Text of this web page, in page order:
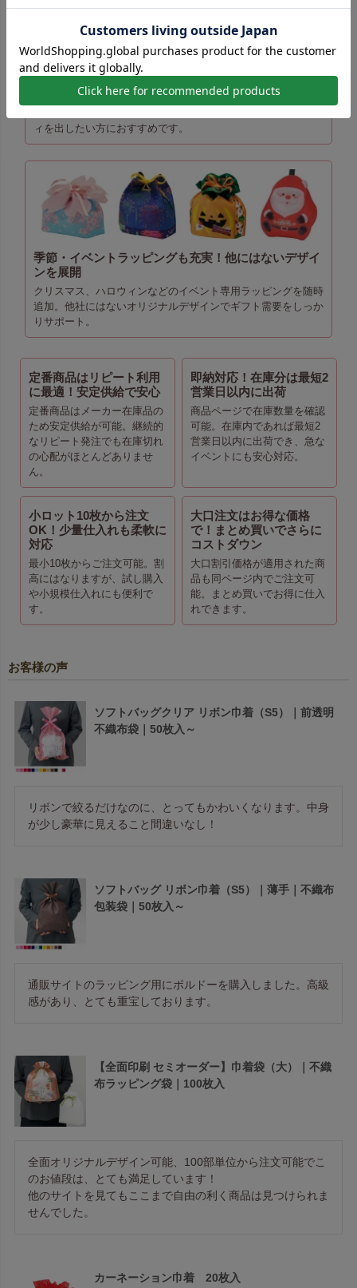
リボン巾着はリボン色変更無料サービスあり
ィを出したい方におすすめです。
季節・イベントラッピングも充実！他にはないデザイ
ンを展開
クリスマス、ハロウィンなどのイベント専用ラッピングを随時
追加。他社にはないオリジナルデザインでギフト需要をしっか
りサポート。
定番商品はリピート利用
に最適！安定供給で安心
定番商品はメーカー在庫品の
ため安定供給が可能。継続的
なリピート発注でも在庫切れ
の心配がほとんどありませ
ん。
即納対応！在庫分は最短2
営業日以内に出荷
商品ページで在庫数量を確認
可能。在庫内であれば最短2
営業日以内に出荷でき、急な
イベントにも安心対応。
小ロット10枚から注文
OK！少量仕入れも柔軟に
対応
最小10枚からご注文可能。割
高にはなりますが、試し購入
や小規模仕入れにも便利で
す。
大口注文はお得な価格
で！まとめ買いでさらに
コストダウン
大口割引価格が適用された商
品も同ページ内でご注文可
能。まとめ買いでお得に仕入
れできます。
お客様の声
ソフトバッグクリア リボン巾着（S5）｜前透明
不織布袋｜50枚入～
リボンで絞るだけなのに、とってもかわいくなります。中身
が少し豪華に見えること間違いなし！
ソフトバッグ リボン巾着（S5）｜薄手｜不織布
包装袋｜50枚入～
通販サイトのラッピング用にボルドーを購入しました。高級
感があり、とても重宝しております。
【全面印刷 セミオーダー】巾着袋（大）｜不織
布ラッピング袋｜100枚入
全面オリジナルデザイン可能、100部単位から注文可能でこ
のお値段は、とても満足しています！
他のサイトを見てもここまで自由の利く商品は見つけられま
せんでした。
カーネーション巾着 20枚入